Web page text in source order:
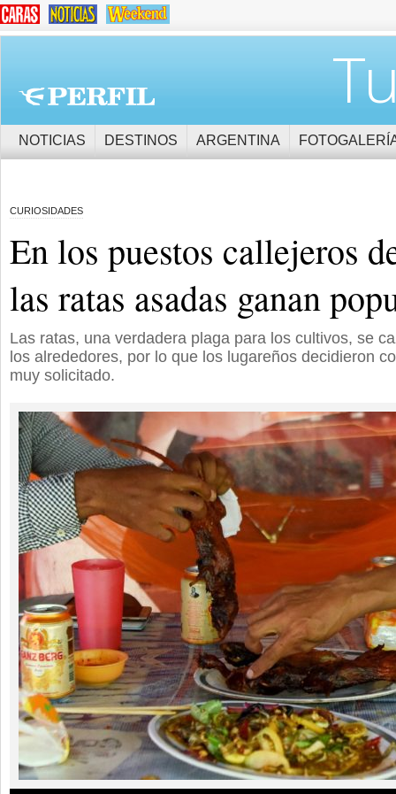
NOTICIAS DESTINOS ARGENTINA
CURIOSIDADES
En los puestos callejeros
las ratas asadas ganan
Las ratas, una verdadera plaga para los cultivos, se
los alrededores, por lo que los lugareños decidieron
muy solicitado.